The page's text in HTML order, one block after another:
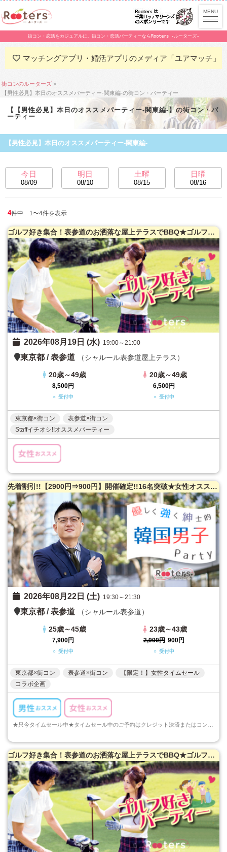
街コン・恋活をカジュアルに。街コン・恋活パーティーならRooters -ルーターズ-
マッチングアプリ・婚活アプリのメディア「ユアマッチ」
街コンのルーターズ
【男性必見】本日のオススメパーティー-関東編-の街コン・パーティー
【【男性必見】本日のオススメパーティー-関東編-】の街コン・パ
ーティー
【男性必見】本日のオススメパーティー-関東編-
今日
08/09
明日
08/10
土曜
08/15
日曜
08/16
4件中 1〜4件を表示
ゴルフ好き集合！表参道のお洒落な屋上テラスでBBQ★ゴルフ好き限定パーティー♪
2026年08月19日 (水) 19:00～21:00
東京都 /表参道 （シャルール表参道屋上テラス）
20歳～49歳
8,500円
○ 受付中
20歳～49歳
6,500円
○ 受付中
東京都×街コン
表参道×街コン
Staffイチオシ!!オススメパーティー
先着割引!!【2900円⇒900円】開催確定!!16名突破★女性オススメ♪【韓国男性×韓国人男性と出会いたい日本人女性】☆日韓交流☆超特出逢いの極みSP
2026年08月22日 (土) 19:30～21:30
東京都 /表参道 （シャルール表参道）
25歳～45歳
7,900円
○ 受付中
23歳～43歳
2,900円 900円
○ 受付中
東京都×街コン 表参道×街コン
【限定！】女性タイムセール
コラボ企画
ゴルフ好き集合！表参道のお洒落な屋上テラスでBBQ★ゴルフ好き限定パーティー♪